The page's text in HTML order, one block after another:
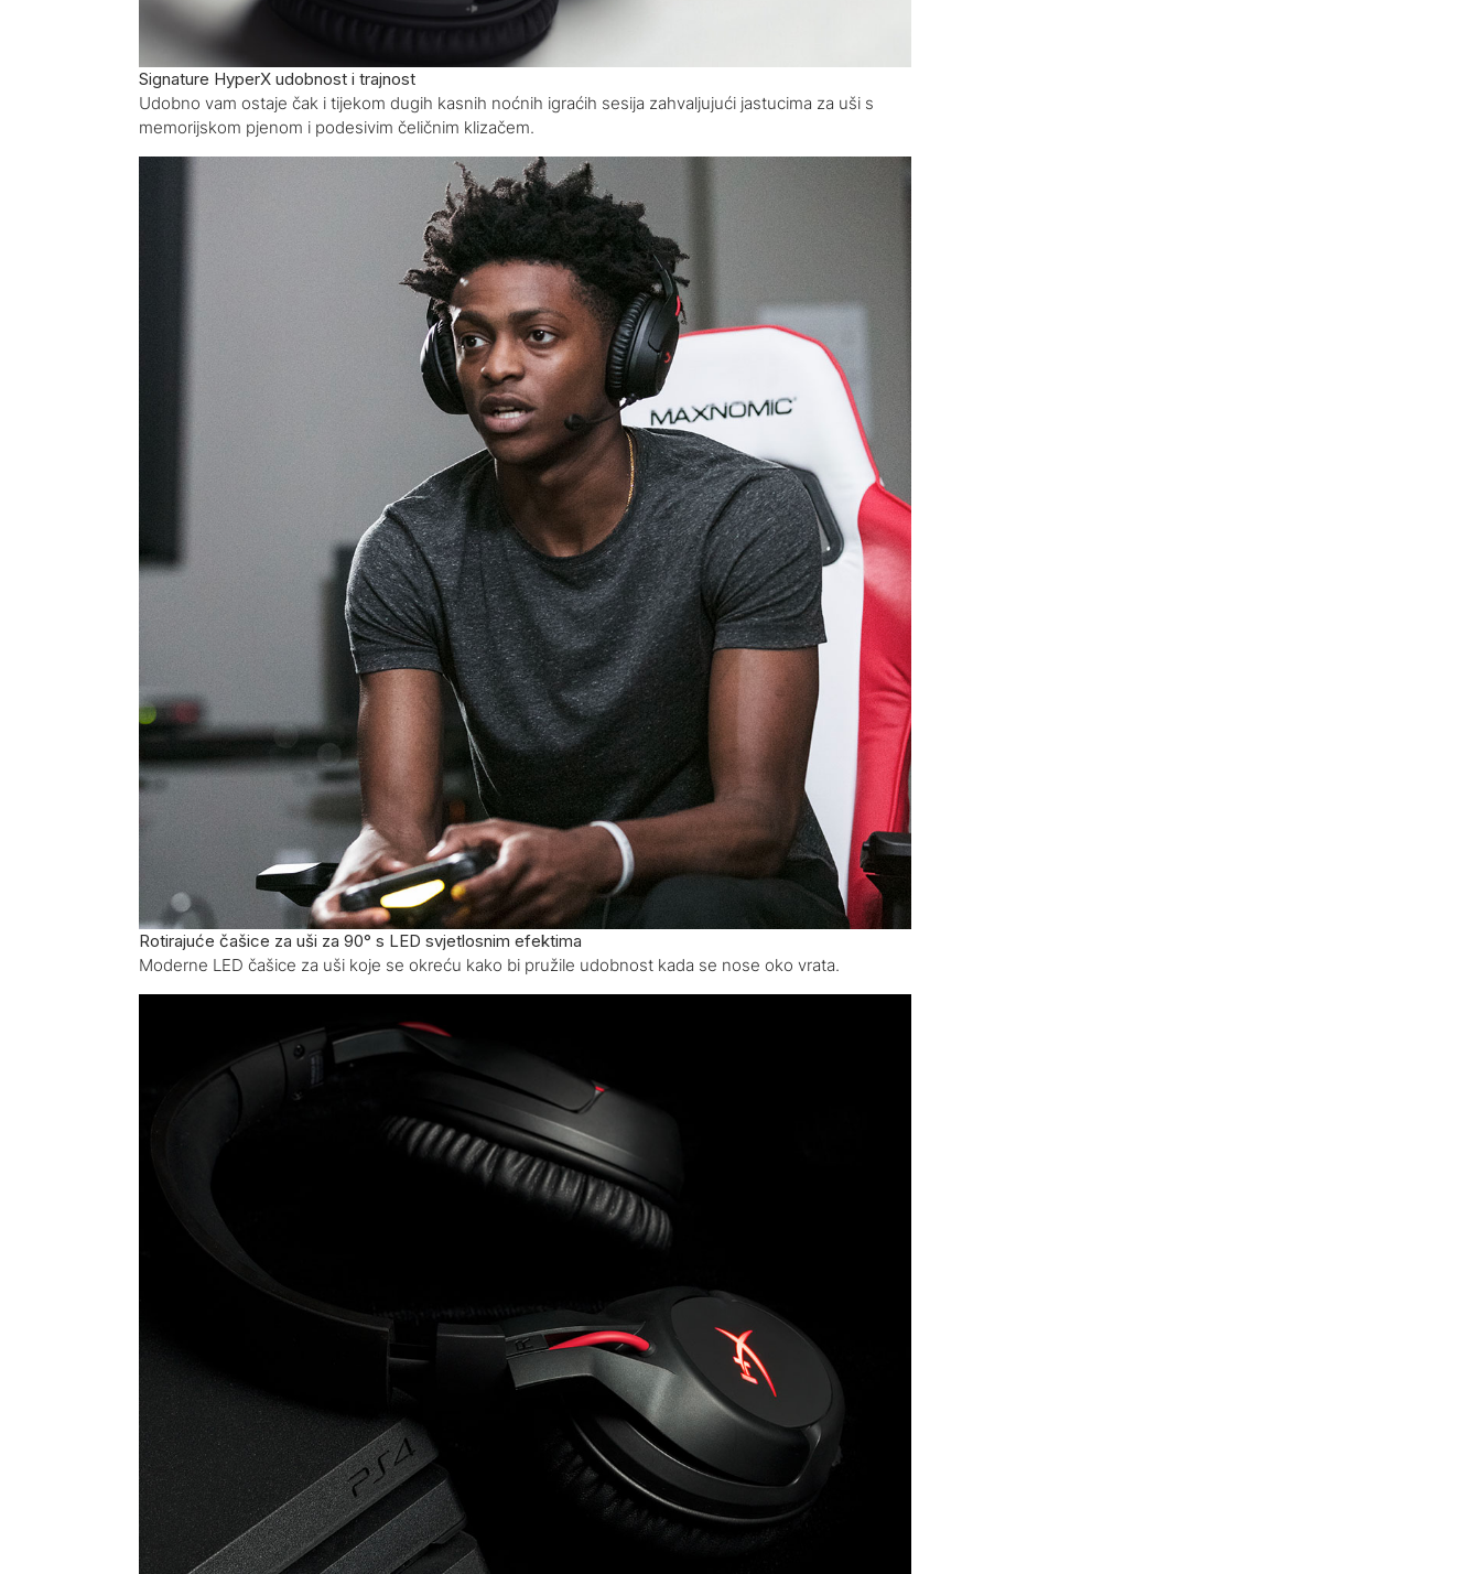
Signature HyperX udobnost i trajnost
Udobno vam ostaje čak i tijekom dugih kasnih noćnih igraćih sesija zahvaljujući jastucima za uši s
memorijskom pjenom i podesivim čeličnim klizačem.
Rotirajuće čašice za uši za 90° s LED svjetlosnim efektima
Moderne LED čašice za uši koje se okreću kako bi pružile udobnost kada se nose oko vrata.